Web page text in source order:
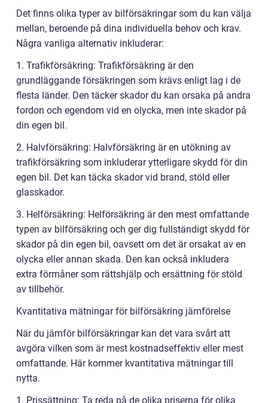
Det finns olika typer av bilförsäkringar som du kan välja
mellan, beroende på dina individuella behov och krav.
Några vanliga alternativ inkluderar:
1. Trafikförsäkring: Trafikförsäkring är den
grundläggande försäkringen som krävs enligt lag i de
flesta länder. Den täcker skador du kan orsaka på andra
fordon och egendom vid en olycka, men inte skador på
din egen bil.
2. Halvförsäkring: Halvförsäkring är en utökning av
trafikförsäkring som inkluderar ytterligare skydd för din
egen bil. Det kan täcka skador vid brand, stöld eller
glasskador.
3. Helförsäkring: Helförsäkring är den mest omfattande
typen av bilförsäkring och ger dig fullständigt skydd för
skador på din egen bil, oavsett om det är orsakat av en
olycka eller annan skada. Den kan också inkludera
extra förmåner som rättshjälp och ersättning för stöld
av tillbehör.
Kvantitativa mätningar för bilförsäkring jämförelse
När du jämför bilförsäkringar kan det vara svårt att
avgöra vilken som är mest kostnadseffektiv eller mest
omfattande. Här kommer kvantitativa mätningar till
nytta.
1. Prissättning: Ta reda på de olika priserna för olika